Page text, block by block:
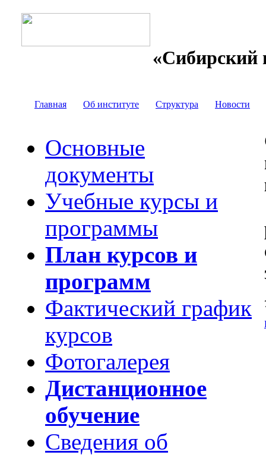
«Сибирский
Главная Об институте Структура Новости
Основные
документы
Учебные курсы и
программы
План курсов и
программ
Фактический график
курсов
Фотогалерея
Дистанционное
обучение
Сведения об